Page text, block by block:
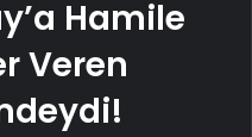
Hamile
Veren